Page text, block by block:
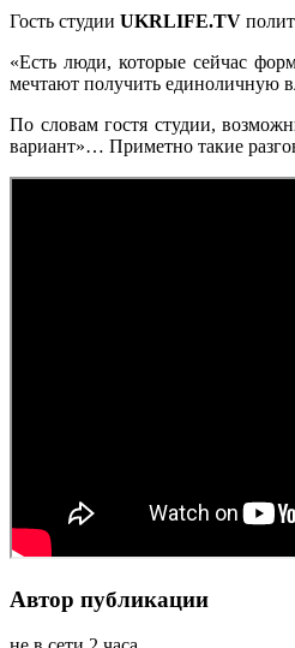
Гость студии UKRLIFE.TV
«Есть люди, которые сейчас
мечтают получить единоличную
По словам гостя студии,
вариант»… Приметно такие
Автор публикации